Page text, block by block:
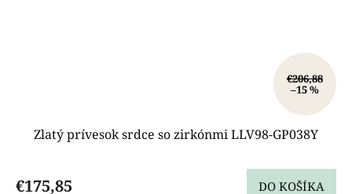
€206,88
–15 %
Zlatý prívesok srdce so zirkónmi LLV98-GP038Y
€175,85 DO KOŠÍKA